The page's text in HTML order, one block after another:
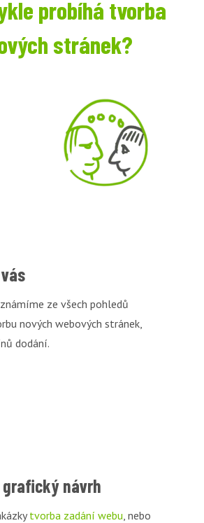
probíhá tvorba
stránek?
ze všech pohledů
nových webových stránek,
dodání.
grafický návrh
tvorba zadání webu, nebo